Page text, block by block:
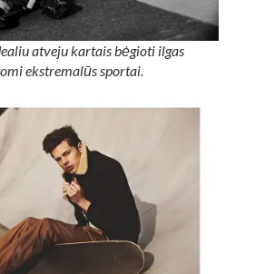
atveju kartais bėgioti ilgas
ekstremalūs sportai.